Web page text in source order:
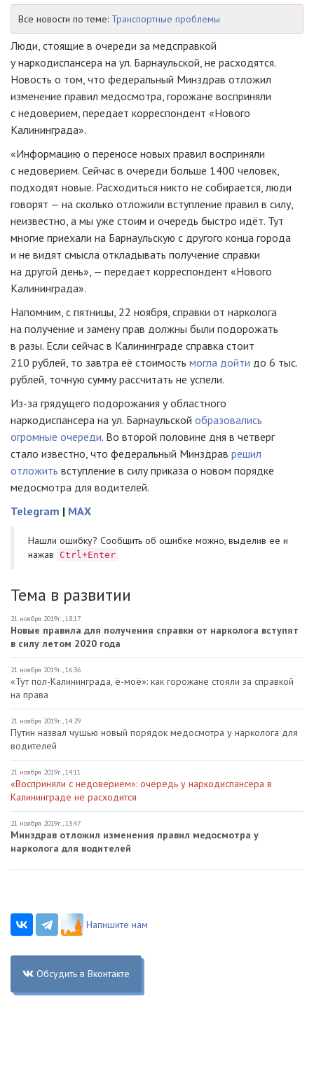
Все новости по теме: Транспортные проблемы
Люди, стоящие в очереди за медсправкой
у наркодиспансера на ул. Барнаульской, не расходятся.
Новость о том, что федеральный Минздрав отложил
изменение правил медосмотра, горожане восприняли
с недоверием, передает корреспондент «Нового
Калининграда».
«Информацию о переносе новых правил восприняли
с недоверием. Сейчас в очереди больше 1400 человек,
подходят новые. Расходиться никто не собирается, люди
говорят — на сколько отложили вступление правил в силу,
неизвестно, а мы уже стоим и очередь быстро идёт. Тут
многие приехали на Барнаульскую с другого конца города
и не видят смысла откладывать получение справки
на другой день», — передает корреспондент «Нового
Калининграда».
Напомним, с пятницы, 22 ноября, справки от нарколога
на получение и замену прав должны были подорожать
в разы. Если сейчас в Калининграде справка стоит
210 рублей, то завтра её стоимость могла дойти до 6 тыс.
рублей, точную сумму рассчитать не успели.
Из-за грядущего подорожания у областного
наркодиспансера на ул. Барнаульской образовались
огромные очереди. Во второй половине дня в четверг
стало известно, что федеральный Минздрав решил
отложить вступление в силу приказа о новом порядке
медосмотра для водителей.
Telegram | MAX
Нашли ошибку? Cообщить об ошибке можно, выделив ее и
нажав
Ctrl+Enter
Тема в развитии
21 ноября 2019г., 18:17
Новые правила для получения справки от нарколога вступят
в силу летом 2020 года
21 ноября 2019г., 16:36
«Тут пол-Калининграда, ё-моё»: как горожане стояли за справкой
на права
21 ноября 2019г., 14:29
Путин назвал чушью новый порядок медосмотра у нарколога для
водителей
21 ноября 2019г., 14:11
«Восприняли с недоверием»: очередь у наркодиспансера в
Калининграде не расходится
21 ноября 2019г., 13:47
Минздрав отложил изменения правил медосмотра у
нарколога для водителей
Напишите нам
Обсудить в Вконтакте